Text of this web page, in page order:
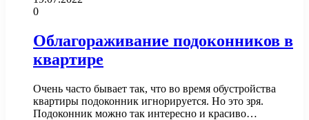
0
Облагораживание подоконников в
квартире
Очень часто бывает так, что во время обустройства
квартиры подоконник игнорируется. Но это зря.
Подоконник можно так интересно и красиво…